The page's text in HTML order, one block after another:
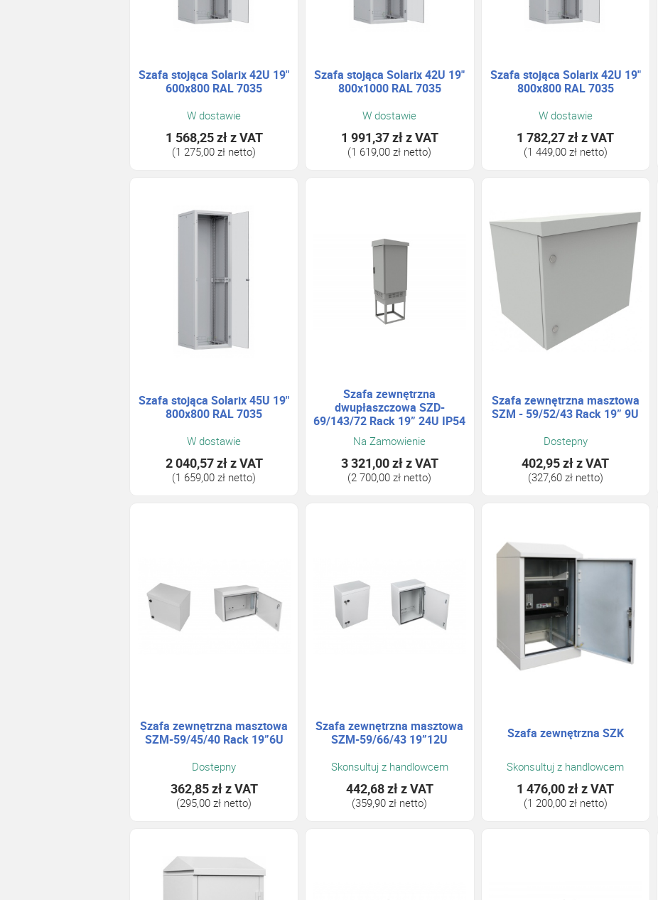
Szafa stojąca Solarix 42U 19"
600x800 RAL 7035
W dostawie
1 568,25 złz VAT
(1 275,00 zł netto)
Szafa stojąca Solarix 42U 19"
800x1000 RAL 7035
W dostawie
1 991,37 złz VAT
(1 619,00 zł netto)
Szafa stojąca Solarix 42U 19"
800x800 RAL 7035
W dostawie
1 782,27 złz VAT
(1 449,00 zł netto)
Szafa stojąca Solarix 45U 19"
800x800 RAL 7035
W dostawie
2 040,57 złz VAT
(1 659,00 zł netto)
Szafa zewnętrzna
dwupłaszczowa SZD-
69/143/72 Rack 19” 24U IP54
Na Zamowienie
3 321,00 złz VAT
(2 700,00 zł netto)
Szafa zewnętrzna masztowa
SZM - 59/52/43 Rack 19” 9U
Dostepny
402,95 złz VAT
(327,60 zł netto)
Szafa zewnętrzna masztowa
SZM-59/45/40 Rack 19”6U
Dostepny
362,85 złz VAT
(295,00 zł netto)
Szafa zewnętrzna masztowa
SZM-59/66/43 19”12U
Skonsultuj z handlowcem
442,68 złz VAT
(359,90 zł netto)
Szafa zewnętrzna SZK
Skonsultuj z handlowcem
1 476,00 złz VAT
(1 200,00 zł netto)